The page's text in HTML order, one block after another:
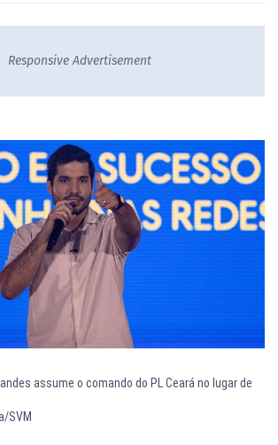
Responsive Advertisement
assume o comando do PL Ceará no lugar de
SVM